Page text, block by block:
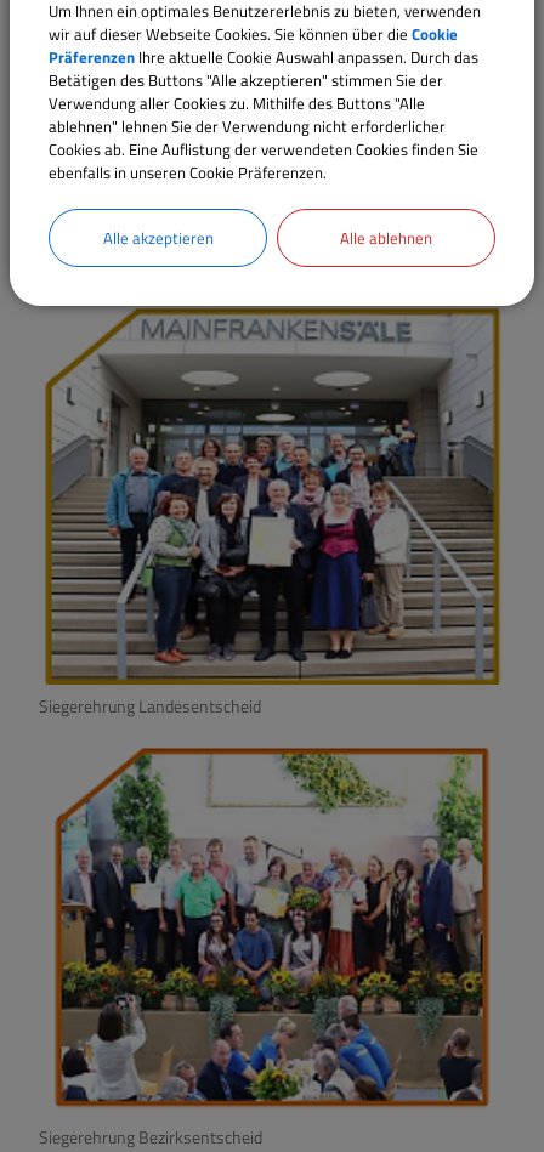
Siegerehrung Bundesentscheid in Berlin
Siegerehrung Landesentscheid
Siegerehrung Landesentscheid
Siegerehrung Bezirksentscheid
Um Ihnen ein optimales Benutzererlebnis zu bieten, verwenden
wir auf dieser Webseite Cookies. Sie können über die Cookie
Präferenzen Ihre aktuelle Cookie Auswahl anpassen. Durch das
Betätigen des Buttons "Alle akzeptieren" stimmen Sie der
Verwendung aller Cookies zu. Mithilfe des Buttons "Alle
ablehnen" lehnen Sie der Verwendung nicht erforderlicher
Cookies ab. Eine Auflistung der verwendeten Cookies finden Sie
ebenfalls in unseren Cookie Präferenzen.
Alle akzeptieren Alle ablehnen